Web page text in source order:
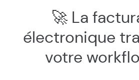
🚀 La
électronique
votre